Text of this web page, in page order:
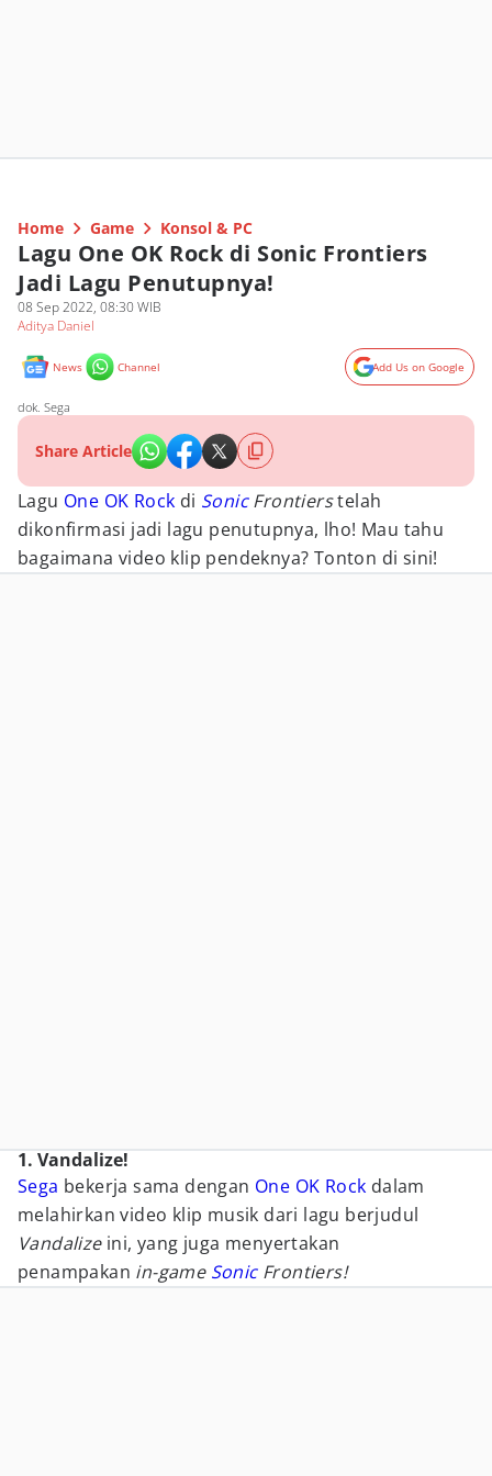
Home Game Konsol & PC
Lagu One OK Rock di Sonic Frontiers
Jadi Lagu Penutupnya!
08 Sep 2022, 08:30 WIB
Aditya Daniel
News Channel Add Us on Google
dok. Sega
Share Article
Lagu One OK Rock di SonicFrontierstelah
dikonfirmasi jadi lagu penutupnya, lho! Mau tahu
bagaimana video klip pendeknya? Tonton di sini!
1. Vandalize!
Sega bekerja sama dengan One OK Rock dalam
melahirkan video klip musik dari lagu berjudul
Vandalizeini, yang juga menyertakan
penampakan in-game SonicFrontiers!